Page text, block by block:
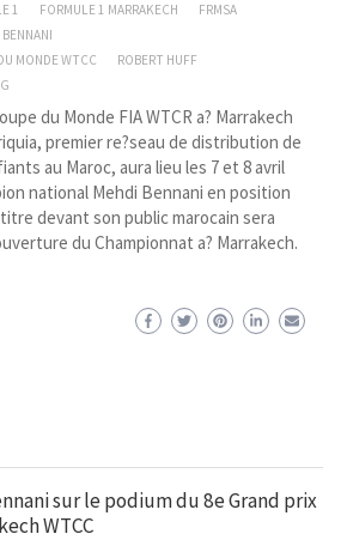
1 FORMULE 1 MARRAKECH
FRMSA
MONDE WTCC
ROBERT HUFF
du Monde FIA WTCR a? Marrakech
premier re?seau de distribution de
au Maroc, aura lieu les 7 et 8 avril
national Mehdi Bennani en position
devant son public marocain sera
du Championnat a? Marrakech.
sur le podium du 8e Grand prix
WTCC